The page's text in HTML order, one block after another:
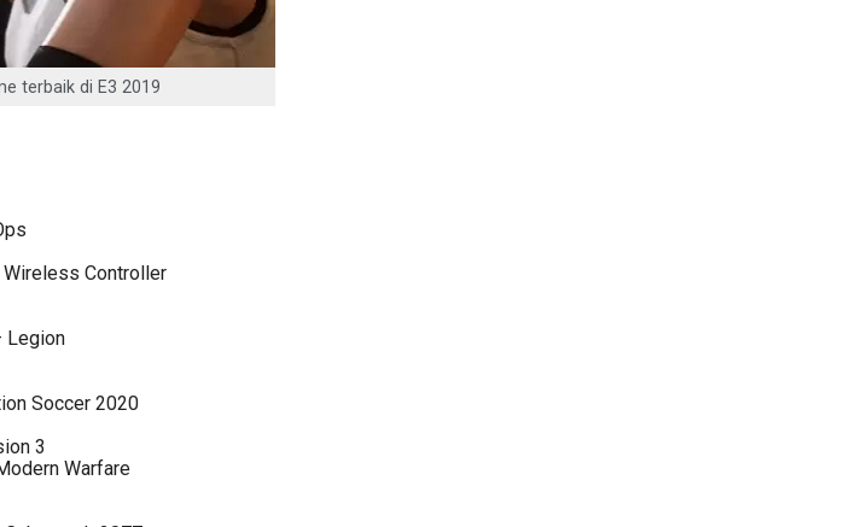
terbaik di E3 2019
Wireless Controller
Legion
Soccer 2020
3
Warfare